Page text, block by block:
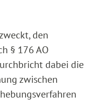
den
§ 176 AO
dabei die
zwischen